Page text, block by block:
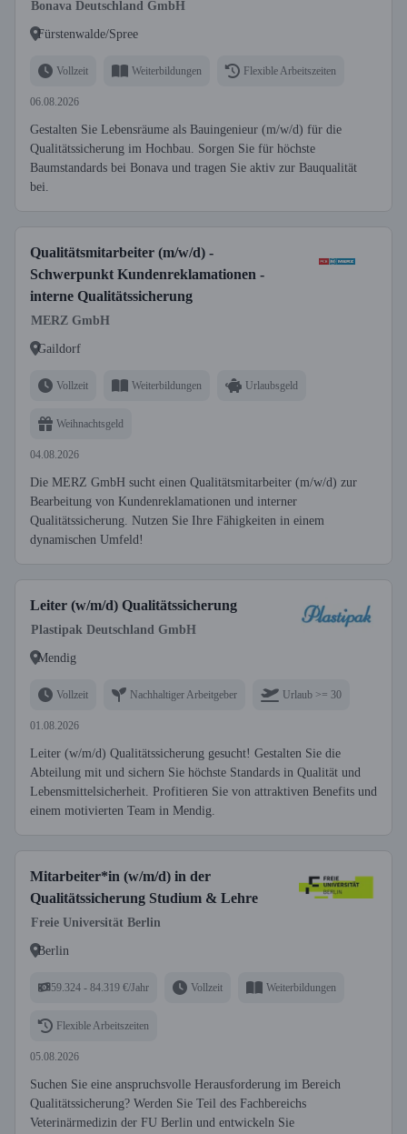
Bonava Deutschland GmbH
Fürstenwalde/Spree
Vollzeit Weiterbildungen Flexible Arbeitszeiten
06.08.2026
Gestalten Sie Lebensräume als Bauingenieur (m/w/d) für die
Qualitätssicherung im Hochbau. Sorgen Sie für höchste
Baumstandards bei Bonava und tragen Sie aktiv zur Bauqualität
bei.
Qualitätsmitarbeiter (m/w/d) -
Schwerpunkt Kundenreklamationen -
interne Qualitätssicherung
MERZ GmbH
Gaildorf
Vollzeit Weiterbildungen Urlaubsgeld
Weihnachtsgeld
04.08.2026
Die MERZ GmbH sucht einen Qualitätsmitarbeiter (m/w/d) zur
Bearbeitung von Kundenreklamationen und interner
Qualitätssicherung. Nutzen Sie Ihre Fähigkeiten in einem
dynamischen Umfeld!
Leiter (w/m/d) Qualitätssicherung
Plastipak Deutschland GmbH
Mendig
Vollzeit Nachhaltiger Arbeitgeber Urlaub >= 30
01.08.2026
Leiter (w/m/d) Qualitätssicherung gesucht! Gestalten Sie die
Abteilung mit und sichern Sie höchste Standards in Qualität und
Lebensmittelsicherheit. Profitieren Sie von attraktiven Benefits und
einem motivierten Team in Mendig.
Mitarbeiter*in (w/m/d) in der
Qualitätssicherung Studium & Lehre
Freie Universität Berlin
Berlin
59.324 - 84.319 €/Jahr Vollzeit Weiterbildungen
Flexible Arbeitszeiten
05.08.2026
Suchen Sie eine anspruchsvolle Herausforderung im Bereich
Qualitätssicherung? Werden Sie Teil des Fachbereichs
Veterinärmedizin der FU Berlin und entwickeln Sie